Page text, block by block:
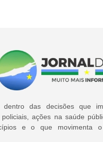
dentro das decisões que
ações na saúde
e o que movimenta o